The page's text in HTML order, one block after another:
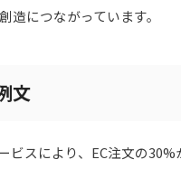
造につながっています。
文
ビスにより、EC注文の30%